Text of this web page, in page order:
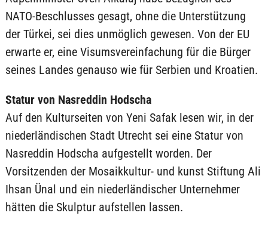
NATO-Beschlusses gesagt, ohne die Unterstützung
der Türkei, sei dies unmöglich gewesen. Von der EU
erwarte er, eine Visumsvereinfachung für die Bürger
seines Landes genauso wie für Serbien und Kroatien.
Statur von Nasreddin Hodscha
Auf den Kulturseiten von Yeni Safak lesen wir, in der
niederländischen Stadt Utrecht sei eine Statur von
Nasreddin Hodscha aufgestellt worden. Der
Vorsitzenden der Mosaikkultur- und kunst Stiftung Ali
Ihsan Ünal und ein niederländischer Unternehmer
hätten die Skulptur aufstellen lassen.